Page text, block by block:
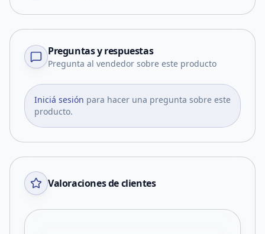
Preguntas y respuestas
Pregunta al vendedor sobre este producto
Iniciá sesión para hacer una pregunta sobre este
producto.
Valoraciones de clientes